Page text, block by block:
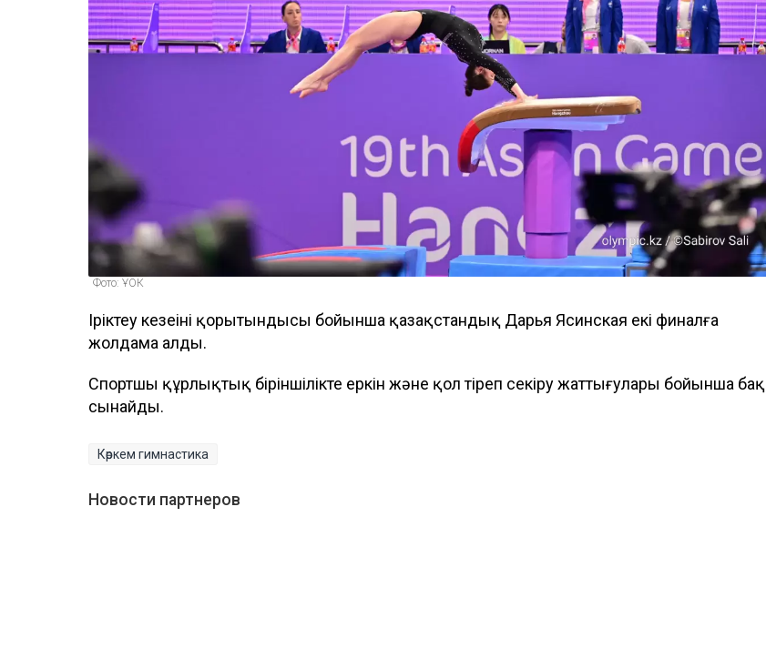
Фото: ҰОК
Іріктеу кезеңінің қорытындысы бойынша қазақстандық Дарья Ясинская екі финалға
жолдама алды.
Спортшы құрлықтық біріншілікте еркін және қол тіреп секіру жаттығулары бойынша бақ
сынайды.
Көркем гимнастика
Новости партнеров